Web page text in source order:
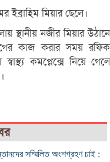
মিয়ার ছেলে।
স্থানীয় নজীর মিয়ার উঠানে
কাজ করার সময় রফিক
কমপ্লেক্সে নিয়ে গেলে
সম্মিলিত অংশগ্রহণ চাই :